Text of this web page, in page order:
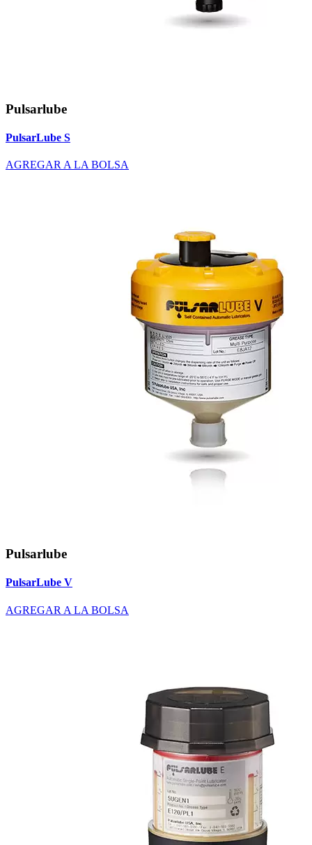
Pulsarlube
PulsarLube S
AGREGAR A LA BOLSA
Pulsarlube
PulsarLube V
AGREGAR A LA BOLSA